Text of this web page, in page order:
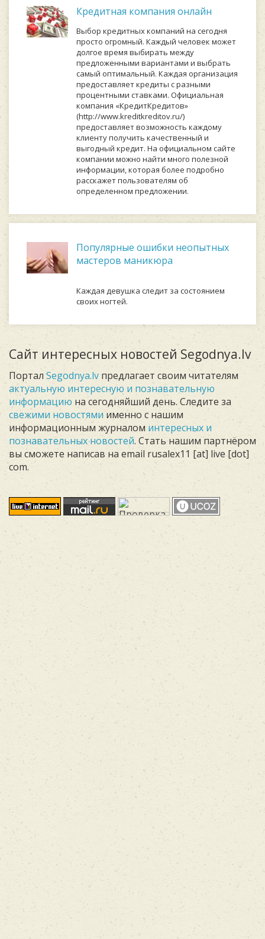
Кредитная компания онлайн
Выбор кредитных компаний на сегодня
просто огромный. Каждый человек может
долгое время выбирать между
предложенными вариантами и выбрать
самый оптимальный. Каждая организация
предоставляет кредиты с разными
процентными ставками. Официальная
компания «КредитКредитов»
(http://www.kreditkreditov.ru/)
предоставляет возможность каждому
клиенту получить качественный и
выгодный кредит. На официальном сайте
компании можно найти много полезной
информации, которая более подробно
расскажет пользователям об
определенном предложении.
Популярные ошибки неопытных
мастеров маникюра
Каждая девушка следит за состоянием
своих ногтей.
Сайт интересных новостей Segodnya.lv
Портал Segodnya.lv предлагает своим читателям
актуальную интересную и познавательную
информацию на сегодняйший день. Следите за
свежими новостями именно с нашим
информационным журналом интересных и
познавательных новостей. Стать нашим партнёром
вы сможете написав на email rusalex11 [at] live [dot]
com.